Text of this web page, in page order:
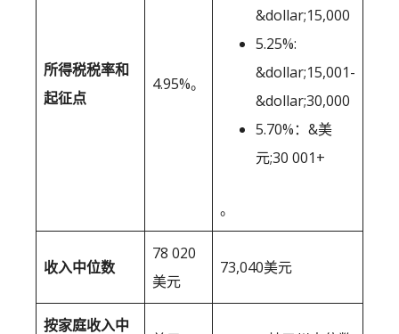
所得税税率和
起征点
4.95%。
&dollar;15,000
5.25%:
&dollar;15,001-
&dollar;30,000
5.70%：&美
元;30 001+
。
收入中位数
78 020
美元
73,040美元
按家庭收入中